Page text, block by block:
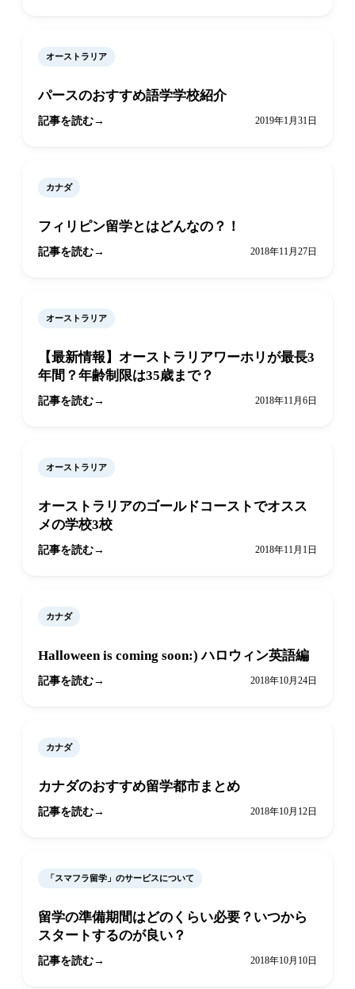
オーストラリア
パースのおすすめ語学学校紹介
記事を読む 2019年1月31日
カナダ
フィリピン留学とはどんなの？！
記事を読む 2018年11月27日
オーストラリア
【最新情報】オーストラリアワーホリが最長3
年間？年齢制限は35歳まで？
記事を読む 2018年11月6日
オーストラリア
オーストラリアのゴールドコーストでオスス
メの学校3校
記事を読む 2018年11月1日
カナダ
Halloween is coming soon:) ハロウィン英語編
記事を読む 2018年10月24日
カナダ
カナダのおすすめ留学都市まとめ
記事を読む 2018年10月12日
「スマフラ留学」のサービスについて
留学の準備期間はどのくらい必要？いつから
スタートするのが良い？
記事を読む 2018年10月10日